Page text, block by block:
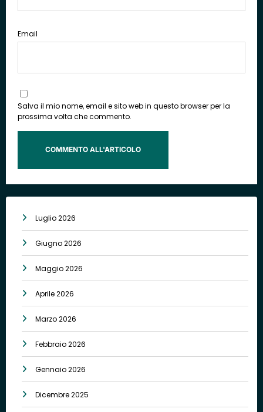
Email
Salva il mio nome, email e sito web in questo browser per la
prossima volta che commento.
Luglio 2026
Giugno 2026
Maggio 2026
Aprile 2026
Marzo 2026
Febbraio 2026
Gennaio 2026
Dicembre 2025